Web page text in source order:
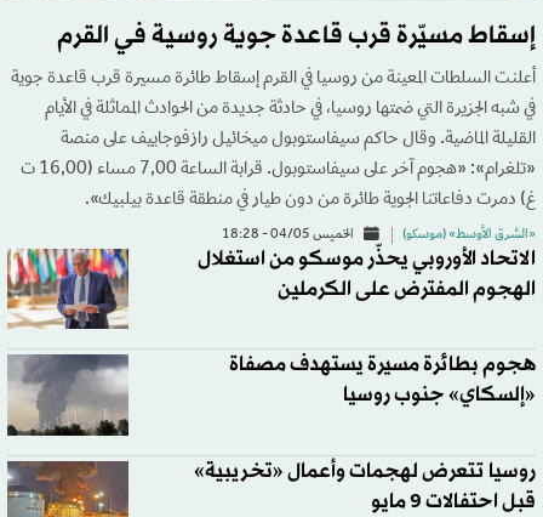
إسقاط مسيّرة قرب قاعدة جوية روسية في القرم
أعلنت السلطات المعينة من روسيا في القرم إسقاط طائرة مسيرة قرب قاعدة جوية
في شبه الجزيرة التي ضمتها روسيا، في حادثة جديدة من الحوادث المماثلة في الأيام
القليلة الماضية. وقال حاكم سيفاستوبول ميخائيل رازفوجاييف على منصة
«تلغرام»: «هجوم آخر على سيفاستوبول. قرابة الساعة 7,00 مساء (16,00 ت
غ) دمرت دفاعاتنا الجوية طائرة من دون طيار في منطقة قاعدة بيلبيك».
«الشرق الأوسط» (موسكو) الخميس 04/05 - 18:28
الاتحاد الأوروبي يحذّر موسكو من استغلال
الهجوم المفترض على الكرملين
هجوم بطائرة مسيرة يستهدف مصفاة
«إلسكاي» جنوب روسيا
روسيا تتعرض لهجمات وأعمال «تخريبية»
قبل احتفالات 9 مايو